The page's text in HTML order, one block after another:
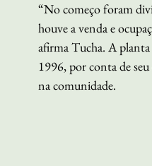
“No começo foram
houve a venda e
afirma Tucha. A
1996, por conta de
na comunidade.